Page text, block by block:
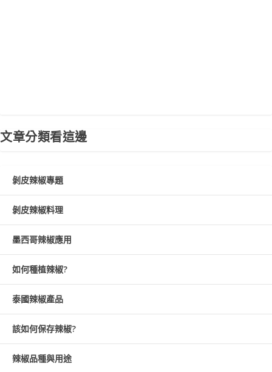
文章分類看這邊
剝皮辣椒專題
剝皮辣椒料理
墨西哥辣椒應用
如何種植辣椒?
泰國辣椒產品
該如何保存辣椒?
辣椒品種與用途